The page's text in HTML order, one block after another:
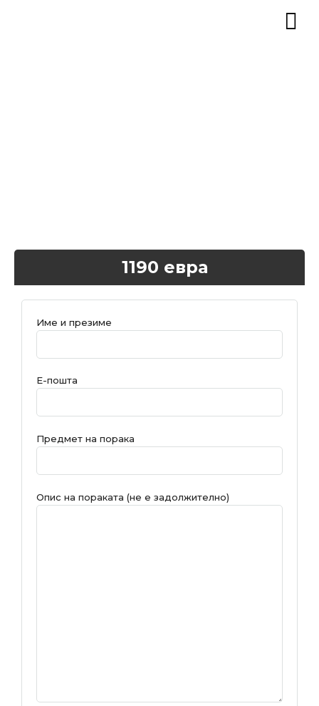
1190 евра
Име и презиме
Е-пошта
Предмет на порака
Опис на пораката (не е задолжително)